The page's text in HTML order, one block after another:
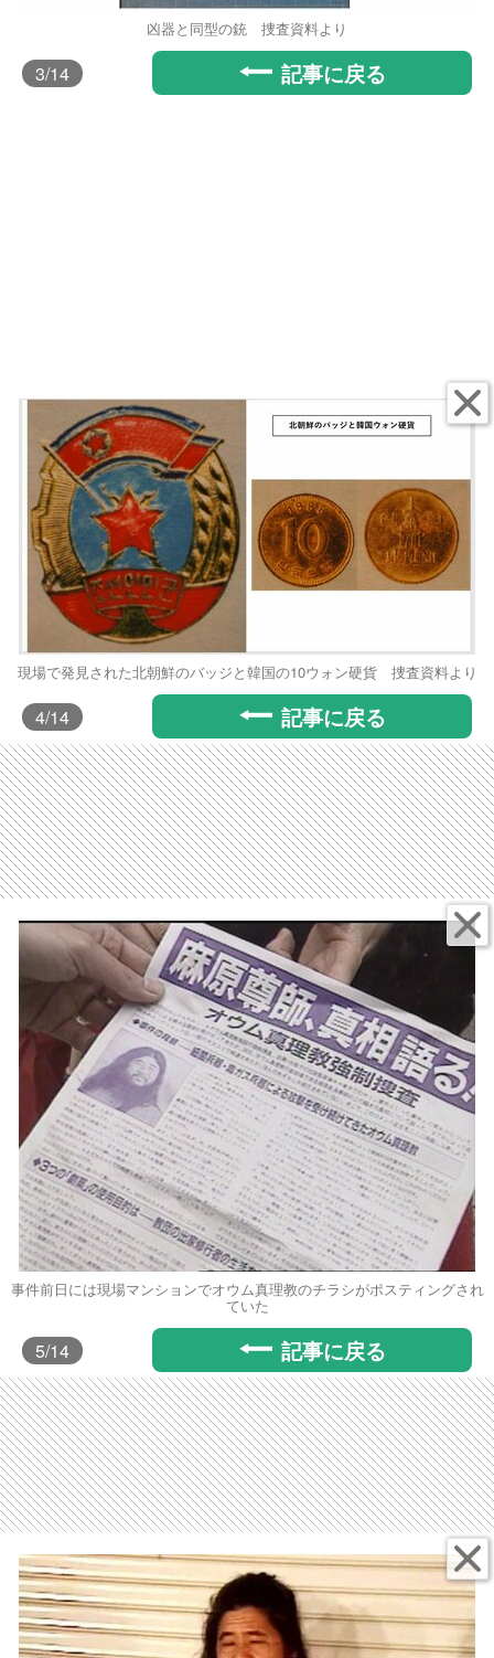
凶器と同型の銃 捜査資料より
3/14 記事に戻る
現場で発見された北朝鮮のバッジと韓国の10ウォン硬貨 捜査資料より
4/14 記事に戻る
事件前日には現場マンションでオウム真理教のチラシがポスティングされ
ていた
5/14 記事に戻る